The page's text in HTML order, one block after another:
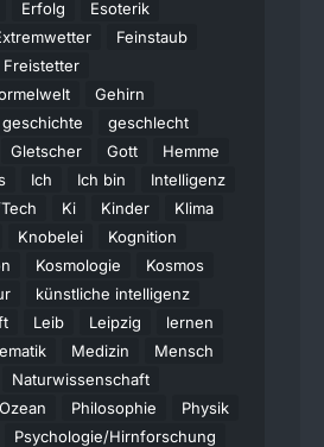
Erfolg
Esoterik
Feinstaub
Freistetter
Gehirn
geschichte
geschlecht
Gletscher Gott
Hemme
Ich Ich bin
Intelligenz
Ki Kinder
Klima
Knobelei
Kognition
Kosmologie
Kosmos
künstliche intelligenz
Leib Leipzig
lernen
Medizin
Mensch
Naturwissenschaft
Ozean Philosophie
Physik
Psychologie/Hirnforschung